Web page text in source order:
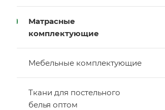
Матрасные
комплектующие
Мебельные комплектующие
Ткани для постельного
белья оптом